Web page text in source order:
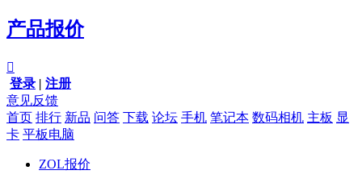
产品报价

登录 | 注册
意见反馈
首页 排行 新品 问答 下载 论坛 手机 笔记本 数码相机 主板 显
卡 平板电脑
ZOL报价